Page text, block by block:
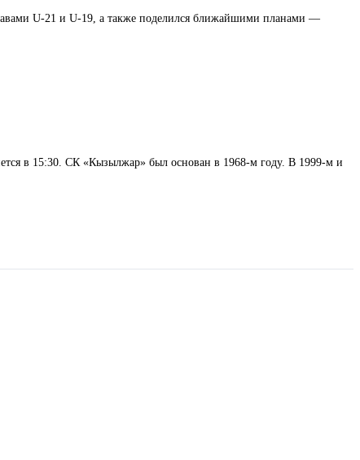
U-21 и U-19, а также поделился ближайшими планами —
в 15:30. СК «Кызылжар» был основан в 1968-м году. В 1999-м и